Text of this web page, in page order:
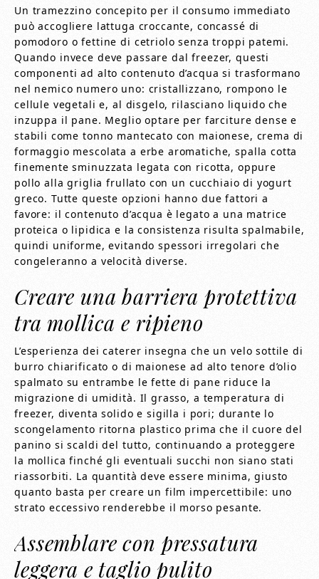
Un tramezzino concepito per il consumo immediato
può accogliere lattuga croccante, concassé di
pomodoro o fettine di cetriolo senza troppi patemi.
Quando invece deve passare dal freezer, questi
componenti ad alto contenuto d’acqua si trasformano
nel nemico numero uno: cristallizzano, rompono le
cellule vegetali e, al disgelo, rilasciano liquido che
inzuppa il pane. Meglio optare per farciture dense e
stabili come tonno mantecato con maionese, crema di
formaggio mescolata a erbe aromatiche, spalla cotta
finemente sminuzzata legata con ricotta, oppure
pollo alla griglia frullato con un cucchiaio di yogurt
greco. Tutte queste opzioni hanno due fattori a
favore: il contenuto d’acqua è legato a una matrice
proteica o lipidica e la consistenza risulta spalmabile,
quindi uniforme, evitando spessori irregolari che
congeleranno a velocità diverse.
Creare una barriera protettiva
tra mollica e ripieno
L’esperienza dei caterer insegna che un velo sottile di
burro chiarificato o di maionese ad alto tenore d’olio
spal­mato su entrambe le fette di pane riduce la
migrazione di umidità. Il grasso, a temperatura di
freezer, diventa solido e sigilla i pori; durante lo
scongelamento ritorna plastico prima che il cuore del
panino si scaldi del tutto, continuando a proteggere
la mollica finché gli eventuali succhi non siano stati
riassorbiti. La quantità deve essere minima, giusto
quanto basta per creare un film impercettibile: uno
strato eccessivo renderebbe il morso pesante.
Assemblare con pressatura
leggera e taglio pulito